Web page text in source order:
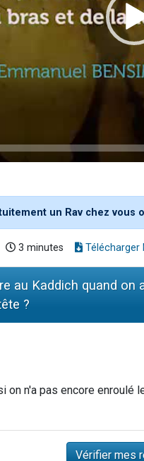
un Rav chez
3 minutes Télécharger
au Kaddich quand
?
on n'a pas encore enroulé